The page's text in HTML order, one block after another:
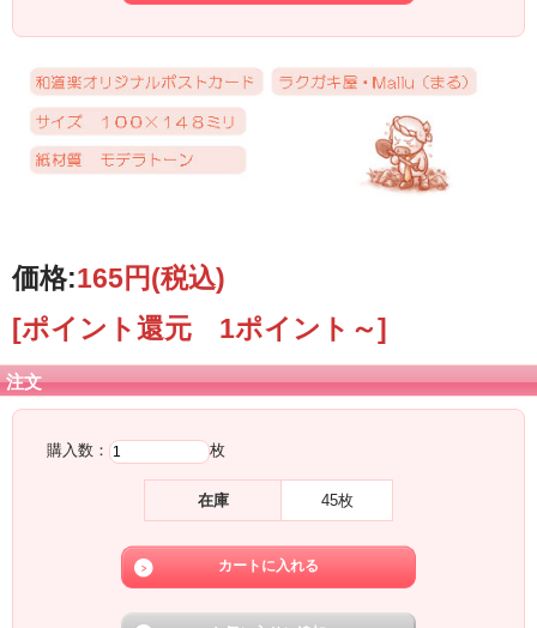
もうちょっとがんばったら・・・・・・飛べそうな気がする・・・・・・・
価格:165円(税込)
[ポイント還元 1ポイント～]
注文
購入数： 枚
在庫 45枚